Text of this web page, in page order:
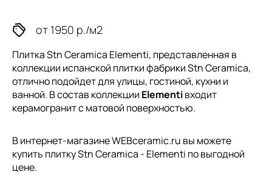
от 1950 р./м2
Плитка Stn Ceramica Elementi, представленная в
коллекции испанской плиткифабрики Stn Ceramica,
отлично подойдет для улицы, гостиной, кухни и
ванной. В состав коллекции Elementiвходит
керамогранит с матовой поверхностью.
В интернет-магазине WEBceramic.ru вы можете
купить плитку Stn Ceramica - Elementi по выгодной
цене.